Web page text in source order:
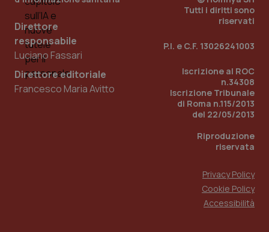
Direttore
responsabile
Luciano Fassari
Direttore editoriale
Francesco Maria Avitto
Tutti i diritti sono
riservati
P.I. e C.F. 13026241003
Iscrizione al ROC
n.34308
Iscrizione Tribunale
di Roma n.115/2013
del 22/05/2013
Riproduzione
riservata
Privacy Policy
Cookie Policy
Accessibilità
_ga_KM60CM4NPH .quotidianosanita.it
1
mese
Scadenza
Scadenza